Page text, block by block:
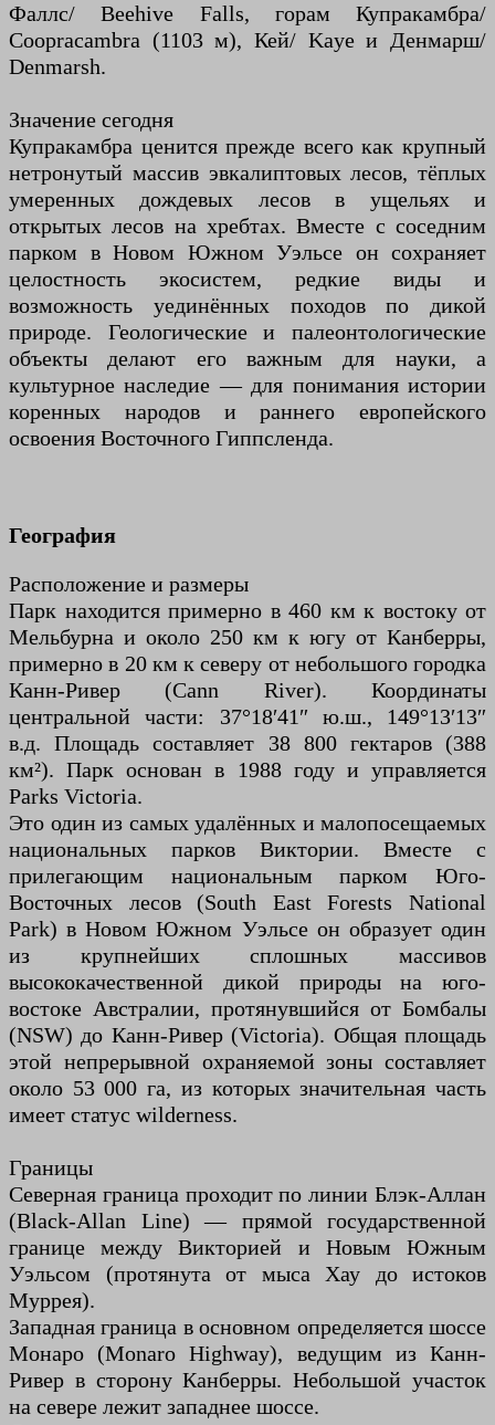
Фаллс/ Beehive Falls, горам Купракамбра/
Coopracambra (1103 м), Кей/ Kaye и Денмарш/
Denmarsh.
Значение сегодня
Купракамбра ценится прежде всего как крупный
нетронутый массив эвкалиптовых лесов, тёплых
умеренных дождевых лесов в ущельях и
открытых лесов на хребтах. Вместе с соседним
парком в Новом Южном Уэльсе он сохраняет
целостность экосистем, редкие виды и
возможность уединённых походов по дикой
природе. Геологические и палеонтологические
объекты делают его важным для науки, а
культурное наследие — для понимания истории
коренных народов и раннего европейского
освоения Восточного Гиппсленда.
География
Расположение и размеры
Парк находится примерно в 460 км к востоку от
Мельбурна и около 250 км к югу от Канберры,
примерно в 20 км к северу от небольшого городка
Канн-Ривер (Cann River). Координаты
центральной части: 37°18′41″ ю.ш., 149°13′13″
в.д. Площадь составляет 38 800 гектаров (388
км²). Парк основан в 1988 году и управляется
Parks Victoria.
Это один из самых удалённых и малопосещаемых
национальных парков Виктории. Вместе с
прилегающим национальным парком Юго-
Восточных лесов (South East Forests National
Park) в Новом Южном Уэльсе он образует один
из крупнейших сплошных массивов
высококачественной дикой природы на юго-
востоке Австралии, протянувшийся от Бомбалы
(NSW) до Канн-Ривер (Victoria). Общая площадь
этой непрерывной охраняемой зоны составляет
около 53 000 га, из которых значительная часть
имеет статус wilderness.
Границы
Северная граница проходит по линии Блэк-Аллан
(Black-Allan Line) — прямой государственной
границе между Викторией и Новым Южным
Уэльсом (протянута от мыса Хау до истоков
Муррея).
Западная граница в основном определяется шоссе
Монаро (Monaro Highway), ведущим из Канн-
Ривер в сторону Канберры. Небольшой участок
на севере лежит западнее шоссе.